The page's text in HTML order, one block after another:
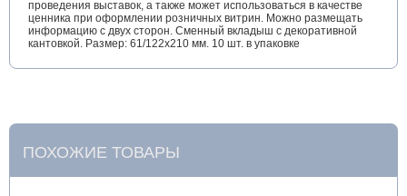
проведения выставок, а также может использоваться в качестве
ценника при оформлении розничных витрин. Можно размещать
информацию с двух сторон. Сменный вкладыш с декоративной
кантовкой. Размер: 61/122x210 мм. 10 шт. в упаковке
ПОХОЖИЕ ТОВАРЫ